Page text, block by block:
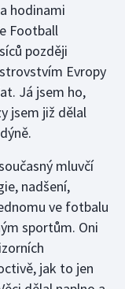
hodinami
Football
později
Evropy
Já jsem ho,
jsem již dělal
mluvčí
nadšení,
ve fotbalu
sportům. Oni
jak to jen